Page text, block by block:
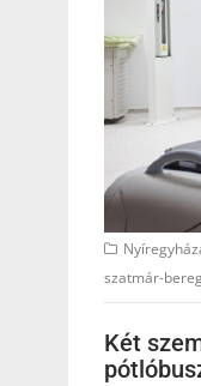
szatmár-
Két